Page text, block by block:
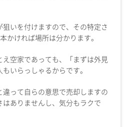
いを付けますので、その特定さ
かければ場所は分かります。
空家であっても、「まずは外見
いらっしゃるからです。
って自らの意思で売却しますの
ありませんし、気分もラクで